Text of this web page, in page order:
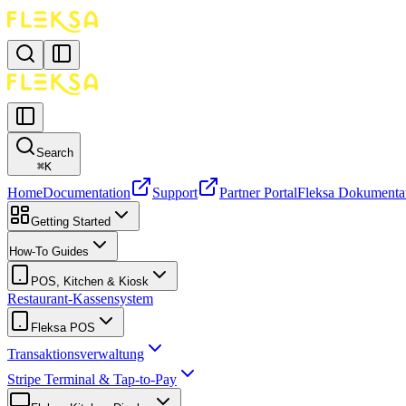
Search
⌘K
HomeDocumentation Support Partner PortalFleksa
Getting Started
How-To Guides
POS, Kitchen & Kiosk
Restaurant-Kassensystem
Fleksa POS
Transaktionsverwaltung
Stripe Terminal & Tap-to-Pay